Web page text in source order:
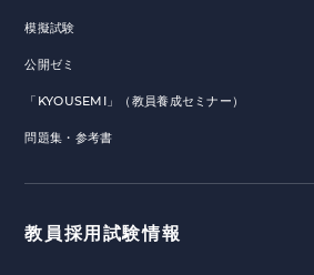
模擬試験
公開ゼミ
「KYOUSEMI」（教員養成セミナー）
問題集・参考書
教員採用試験情報